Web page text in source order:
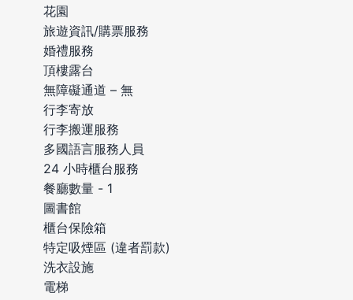
花園
旅遊資訊/購票服務
婚禮服務
頂樓露台
無障礙通道 – 無
行李寄放
行李搬運服務
多國語言服務人員
24 小時櫃台服務
餐廳數量 - 1
圖書館
櫃台保險箱
特定吸煙區 (違者罰款)
洗衣設施
電梯